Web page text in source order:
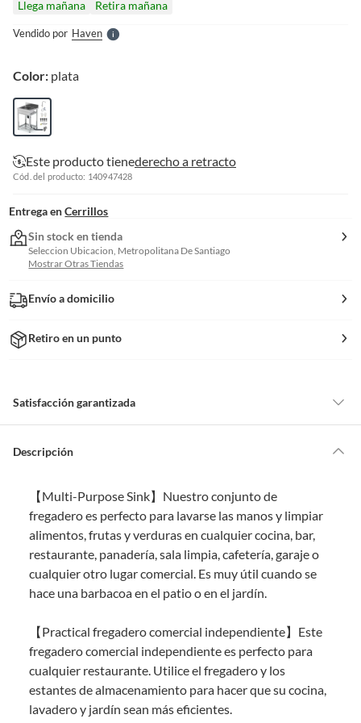
Llega mañana Retira mañana
Vendido por HavenS
l
Color: plata
Este producto tienederecho a retracto
Cód. del producto: 140947428
Entrega en Cerrillos
Sin stock en tienda
Seleccion Ubicacion, Metropolitana De Santiago
Mostrar Otras Tiendas
Envío a domicilio
Retiro en un punto
Satisfacción garantizada
de la compra.
comprado por internet y que hay ciertas categorías que no tienen este
derecho:
Productos que, por su naturaleza, no puedan ser devueltos,
puedan deteriorarse o caducar con rapidez.
Confeccionados a la medida.
De uso personal.
estar en perfecto estado, con todas sus etiquetas y sin uso, tal como te lo
entregamos.
Productos digitales que se entregan a través de una descarga
electrónica, por ejemplo, cupones de experiencia o programas
para el computador.
Descripción
【Multi-Purpose Sink】Nuestro conjunto de
fregadero es perfecto para lavarse las manos y limpiar
alimentos, frutas y verduras en cualquier cocina, bar,
restaurante, panadería, sala limpia, cafetería, garaje o
cualquier otro lugar comercial. Es muy útil cuando se
hace una barbacoa en el patio o en el jardín.
【Practical fregadero comercial independiente】Este
fregadero comercial independiente es perfecto para
cualquier restaurante. Utilice el fregadero y los
estantes de almacenamiento para hacer que su cocina,
lavadero y jardín sean más eficientes.